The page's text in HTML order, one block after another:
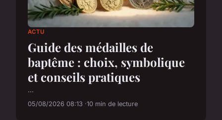
ACTU
Guide des médailles de
baptême : choix, symbolique
et conseils pratiques
...
05/08/2026 08:13 10 min de lecture